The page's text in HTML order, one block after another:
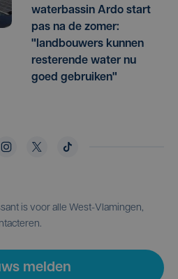
waterbassin Ardo start
pas na de zomer:
"landbouwers kunnen
resterende water nu
goed gebruiken"
is voor alle West-Vlamingen,
melden